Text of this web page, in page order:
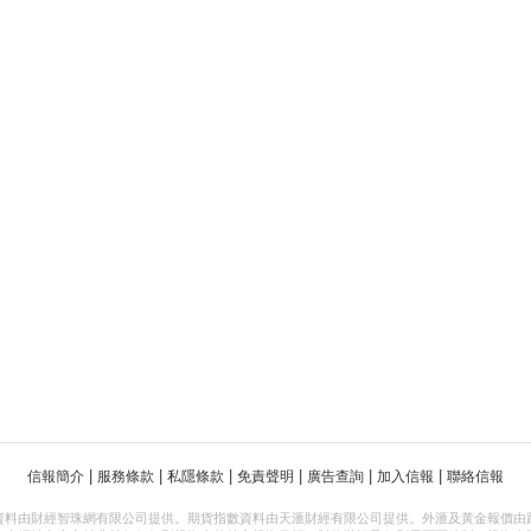
信報簡介 服務條款 私隱條款 免責聲明 廣告查詢 加入信報 聯絡信報
料由財經智珠網有限公司提供。期貨指數資料由天滙財經有限公司提供。外滙及黃金報價由